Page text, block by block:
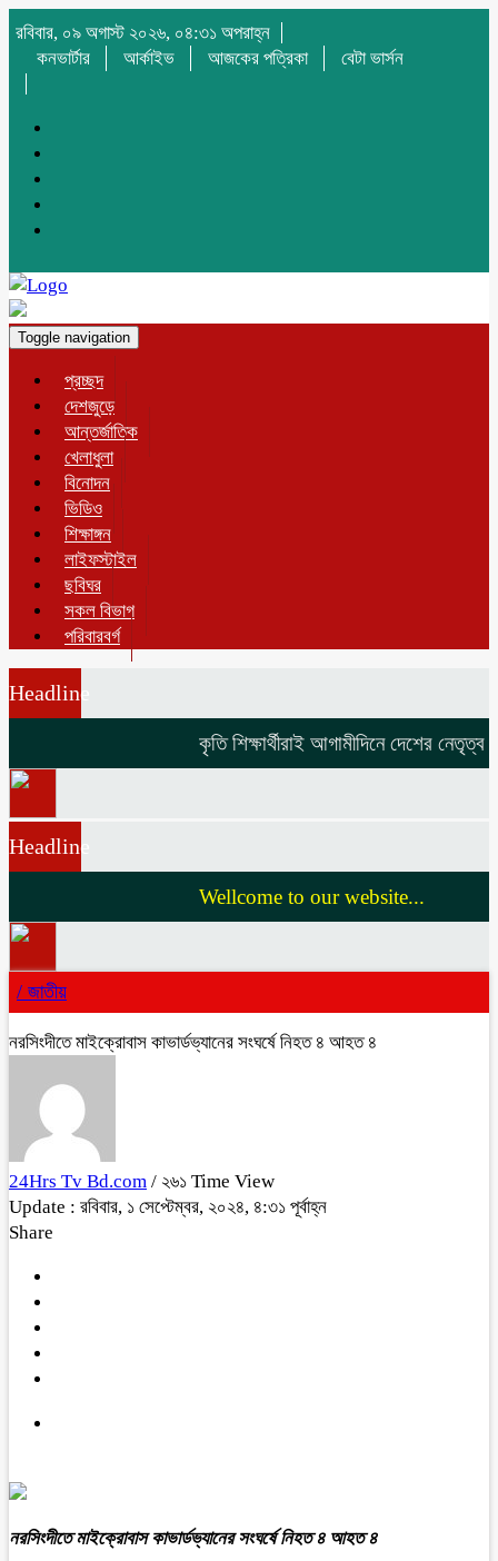
রবিবার, ০৯ অগাস্ট ২০২৬, ০৪:৩১ অপরাহ্ন
কনভার্টার
আর্কাইভ আজকের পত্রিকা বেটা ভার্সন
Toggle navigation
প্রচ্ছদ
দেশজুড়ে
আন্তর্জাতিক
খেলাধুলা
বিনোদন
ভিডিও
শিক্ষাঙ্গন
লাইফস্টাইল
ছবিঘর
সকল বিভাগ
পরিবারবর্গ
Headline
কৃতি শিক্ষার্থীরাই আগামীদিনে দেশের নেতৃত্ব
Headline
Wellcome to our website...
/ জাতীয়
নরসিংদীতে মাইক্রোবাস কাভার্ডভ্যানের সংঘর্ষে নিহত ৪ আহত ৪
24Hrs Tv Bd.com / ২৬১ Time View
Update : রবিবার, ১ সেপ্টেম্বর, ২০২৪, ৪:৩১ পূর্বাহ্ন
Share
নরসিংদীতে মাইক্রোবাস কাভার্ডভ্যানের সংঘর্ষে নিহত ৪ আহত ৪